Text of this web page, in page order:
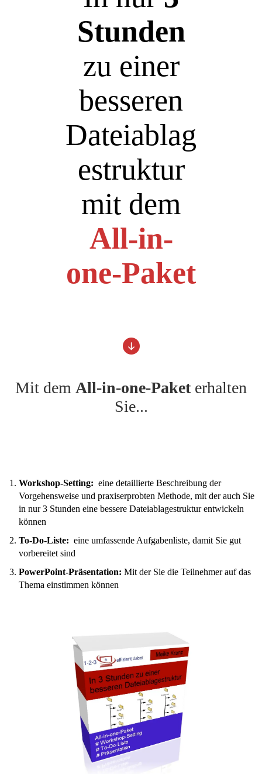
Stunden
zu einer
besseren
Dateiablag
estruktur
mit dem
All-in-
one-Paket
Mit dem All-in-one-Paketerhalten
Sie...
Workshop-Setting: eine detaillierte Beschreibung der
Vorgehensweise und praxiserprobten Methode, mit der auch Sie
in nur 3 Stunden eine bessere Dateiablagestruktur entwickeln
können
To-Do-Liste: eine umfassende Aufgabenliste, damit Sie gut
vorbereitet sind
PowerPoint-Präsentation: Mit der Sie die Teilnehmer auf das
Thema einstimmen können